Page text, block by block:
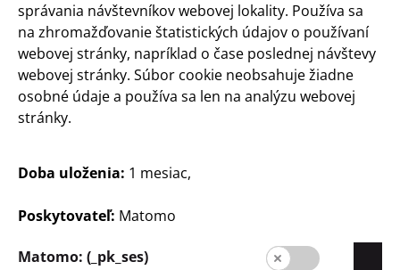
Slovensko / Slowakisch
Informácia pre zákazníkov
správania návštevníkov webovej lokality. Používa sa
na zhromažďovanie štatistických údajov o používaní
webovej stránky, napríklad o čase poslednej návštevy
webovej stránky. Súbor cookie neobsahuje žiadne
osobné údaje a používa sa len na analýzu webovej
stránky.
Doba uloženia: 1 mesiac,
Poskytovateľ: Matomo
Matomo: (_pk_ses)